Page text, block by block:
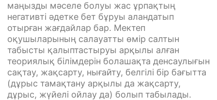
маңызды мәселе болуы жас ұрпақтың
негативті әдетке бет бұруы аландатып
отырған жағдайлар бар. Мектеп
оқушыларының салауатты өмір салтын
табысты қалыптастыруы арқылы алған
теориялық білімдерін болашақта денсаулығын
сақтау, жақсарту, нығайту, белгілі бір бағытта
(дұрыс тамақтану арқылы да жақсарту,
дұрыс, жүйелі ойлау да) болып табылады.